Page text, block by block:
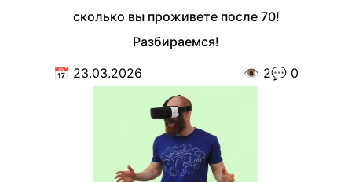
сколько вы проживете после 70!
Разбираемся!
📅 23.03.2026 👁️ 2💬 0